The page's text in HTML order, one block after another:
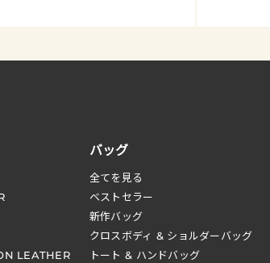
LEATHER
バッグ
全てを見る
ベストセラー
新作バッグ
クロスボディ & ショルダーバッグ
トート & ハンドバッグ